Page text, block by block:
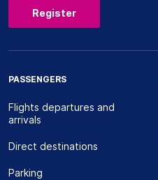
Register
PASSENGERS
Flights departures and
arrivals
Direct destinations
Parking